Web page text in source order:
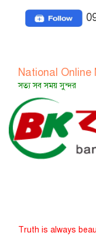
Online News
সময় সুন্দর
always beautiful